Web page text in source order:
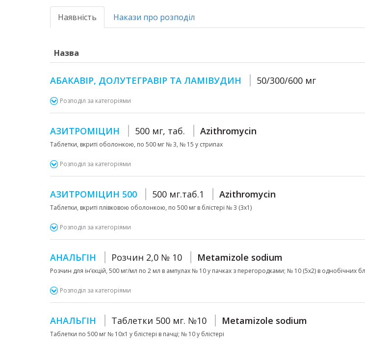
Наявність Накази про розподіл
Назва
АБАКАВІР, ДОЛУТЕГРАВІР ТА ЛАМІВУДИН 50/300/600 мг
Розподіл за категоріями
АЗИТРОМІЦИН 500 мг, таб. Azithromycin
Таблетки, вкриті оболонкою, по 500 мг № 3, № 15 у стрипах
Розподіл за категоріями
АЗИТРОМІЦИН 500 500 мг.таб.1 Azithromycin
Таблетки, вкриті плівковою оболонкою, по 500 мг в блістері № 3 (3х1)
Розподіл за категоріями
АНАЛЬГІН Розчин 2,0 № 10 Metamizole sodium
Розчин для ін’єкцій, 500 мг/мл по 2 мл в ампулах № 10 у пачках з перегородками; № 10 (5х2) в однобічних
Розподіл за категоріями
АНАЛЬГІН Таблетки 500 мг. №10 Metamizole sodium
Таблетки по 500 мг № 10х1 у блістері в пачці; № 10 у блістері